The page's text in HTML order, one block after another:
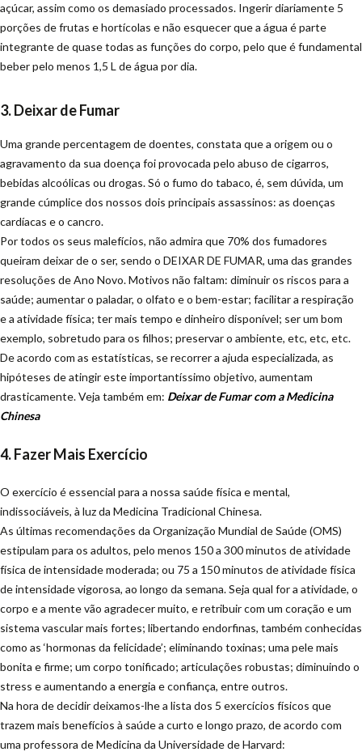
açúcar, assim como os demasiado processados. Ingerir diariamente 5
porções de frutas e hortícolas e não esquecer que a água é parte
integrante de quase todas as funções do corpo, pelo que é fundamental
beber pelo menos 1,5 L de água por dia.
3. Deixar de Fumar
Uma grande percentagem de doentes, constata que a origem ou o
agravamento da sua doença foi provocada pelo abuso de cigarros,
bebidas alcoólicas ou drogas. Só o fumo do tabaco, é, sem dúvida, um
grande cúmplice dos nossos dois principais assassinos: as doenças
cardíacas e o cancro.
Por todos os seus malefícios, não admira que 70% dos fumadores
queiram deixar de o ser, sendo o DEIXAR DE FUMAR, uma das grandes
resoluções de Ano Novo. Motivos não faltam: diminuir os riscos para a
saúde; aumentar o paladar, o olfato e o bem-estar; facilitar a respiração
e a atividade física; ter mais tempo e dinheiro disponível; ser um bom
exemplo, sobretudo para os filhos; preservar o ambiente, etc, etc, etc.
De acordo com as estatísticas, se recorrer a ajuda especializada, as
hipóteses de atingir este importantíssimo objetivo, aumentam
drasticamente. Veja também em: Deixar de Fumar com a Medicina
Chinesa
4. Fazer Mais Exercício
O exercício é essencial para a nossa saúde física e mental,
indissociáveis, à luz da Medicina Tradicional Chinesa.
As últimas recomendações da Organização Mundial de Saúde (OMS)
estipulam para os adultos, pelo menos 150 a 300 minutos de atividade
física de intensidade moderada; ou 75 a 150 minutos de atividade física
de intensidade vigorosa, ao longo da semana. Seja qual for a atividade, o
corpo e a mente vão agradecer muito, e retribuir com um coração e um
sistema vascular mais fortes; libertando endorfinas, também conhecidas
como as ‘hormonas da felicidade’; eliminando toxinas; uma pele mais
bonita e firme; um corpo tonificado; articulações robustas; diminuindo o
stress e aumentando a energia e confiança, entre outros.
Na hora de decidir deixamos-lhe a lista dos 5 exercícios físicos que
trazem mais benefícios à saúde a curto e longo prazo, de acordo com
uma professora de Medicina da Universidade de Harvard: